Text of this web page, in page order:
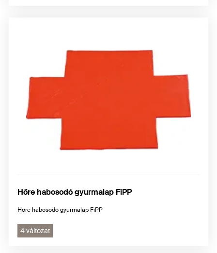
Hőre habosodó gyurmalap FiPP
Hőre habosodó gyurmalap FiPP
4 változat